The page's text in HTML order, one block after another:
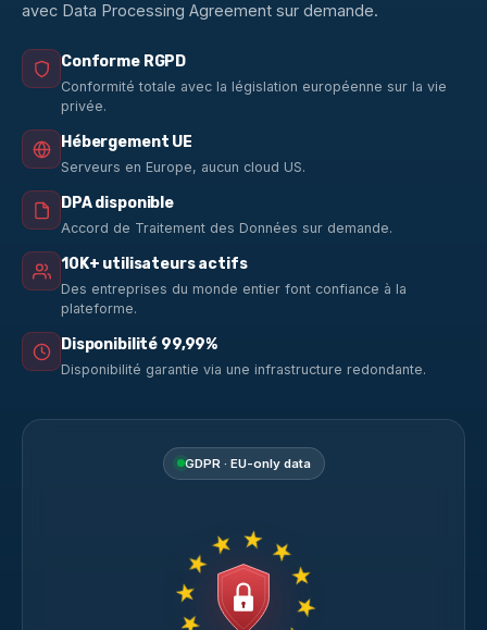
avec Data Processing Agreement sur demande.
Conforme RGPD
Conformité totale avec la législation européenne sur la vie
privée.
Hébergement UE
Serveurs en Europe, aucun cloud US.
DPA disponible
Accord de Traitement des Données sur demande.
10K+ utilisateurs actifs
Des entreprises du monde entier font confiance à la
plateforme.
Disponibilité 99,99%
Disponibilité garantie via une infrastructure redondante.
GDPR · EU-only data